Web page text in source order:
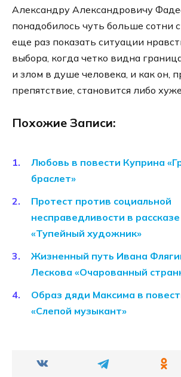
Александру Александровичу
понадобилось чуть больше сотни
еще раз показать ситуации
выбора, когда четко видна
и злом в душе человека, и как он,
препятствие, становится либо
Похожие Записи:
Любовь в повести Куприна
браслет»
Протест против социальной
несправедливости в
«Тупейный художник»
Жизненный путь Ивана
Лескова «Очарованный
Образ дяди Максима в
«Слепой музыкант»